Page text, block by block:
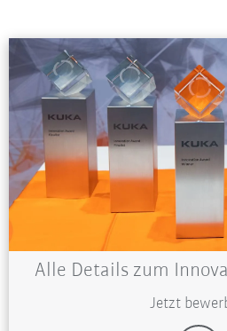
Alle Details zum
Jetzt